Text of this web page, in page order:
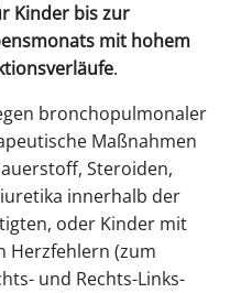
Kinder bis zur
mit hohem
.
bronchopulmonaler
Maßnahmen
Steroiden,
innerhalb der
oder Kinder mit
Herzfehlern (zum
und Rechts-Links-